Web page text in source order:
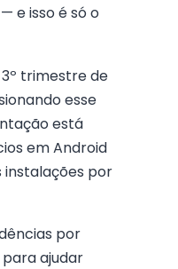
e isso é só o
trimestre de
esse
está
em Android
instalações por
por
ajudar